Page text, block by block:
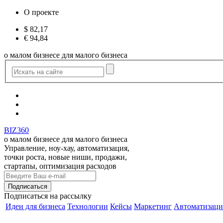
О проекте
$ 82,17
€ 94,84
о малом бизнесе для малого бизнеса
BIZ360
о малом бизнесе для малого бизнеса
Управление, ноу-хау, автоматизация,
точки роста, новые ниши, продажи,
стартапы, оптимизация расходов
Подписаться на рассылку
Идеи для бизнеса Технологии Кейсы Маркетинг